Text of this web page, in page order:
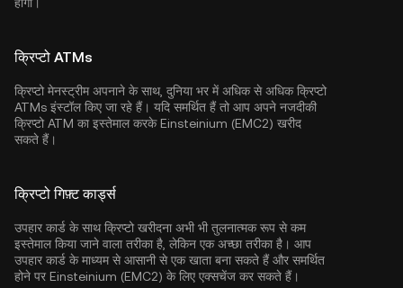
क्रिप्टो ATMs
क्रिप्टो मेनस्ट्रीम अपनाने के साथ, दुनिया भर में अधिक से अधिक क्रिप्टो
ATMs इंस्टॉल किए जा रहे हैं। यदि समर्थित हैं तो आप अपने नजदीकी
क्रिप्टो ATM का इस्तेमाल करके Einsteinium (EMC2) खरीद
सकते हैं।
क्रिप्टो गिफ़्ट कार्ड्स
उपहार कार्ड के साथ क्रिप्टो खरीदना अभी भी तुलनात्मक रूप से कम
इस्तेमाल किया जाने वाला तरीका है, लेकिन एक अच्छा तरीका है। आप
उपहार कार्ड के माध्यम से आसानी से एक खाता बना सकते हैं और समर्थित
होने पर Einsteinium (EMC2) के लिए एक्सचेंज कर सकते हैं।